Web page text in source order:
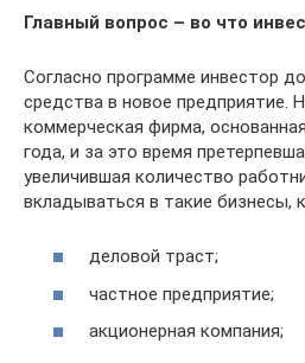
Главный вопрос – во что
Согласно программе инвестор
средства в новое предприятие.
коммерческая фирма,
года, и за это время
увеличившая количество
вкладываться в такие бизнесы,
деловой траст;
частное предприятие;
акционерная компания;